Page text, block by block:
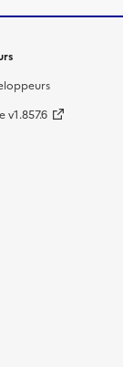
v1.857.6